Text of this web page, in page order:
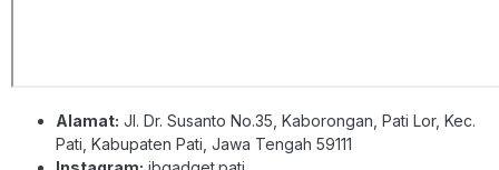
Alamat: Jl. Dr. Susanto No.35, Kaborongan, Pati Lor, Kec.
Pati, Kabupaten Pati, Jawa Tengah 59111